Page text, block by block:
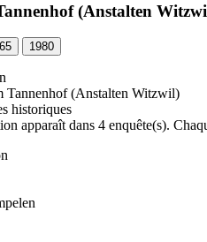
(Anstalten
1980
Tannenhof (Anstalten Witzwil)
historiques
apparaît dans 4 enquête(s).